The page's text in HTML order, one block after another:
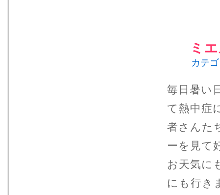
ミ
カテ
毎日暑い
て熱中症
者さんた
ーを見て
お天気に
にも行き